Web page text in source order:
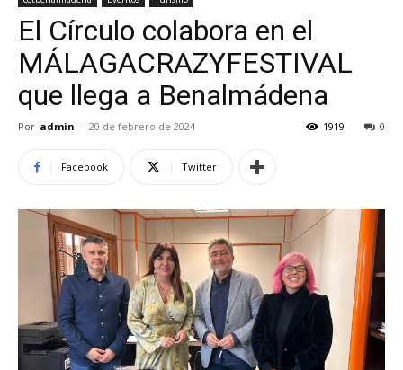
El Círculo colabora en el
MÁLAGACRAZYFESTIVAL
que llega a Benalmádena
Por admin - 20 de febrero de 2024 0
1919
Facebook Twitter